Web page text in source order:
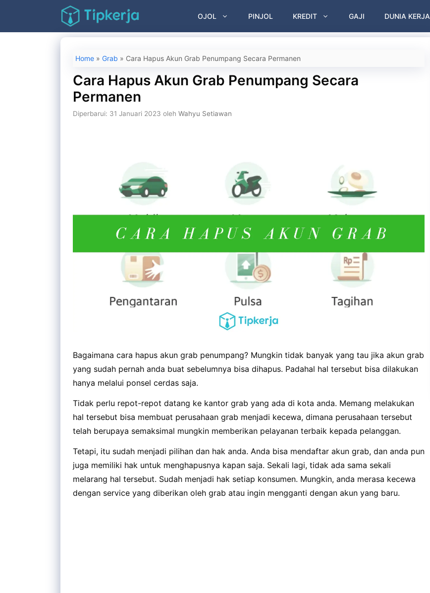
isi
OJOL PINJOL KREDIT GAJI DUNIA KERJA
Home » Grab » Cara Hapus Akun Grab Penumpang Secara Permanen
Cara Hapus Akun Grab Penumpang Secara
Permanen
Diperbarui: 31 Januari 2023 oleh Wahyu Setiawan
Bagaimana cara hapus akun grab penumpang? Mungkin tidak banyak yang tau jika akun grab
yang sudah pernah anda buat sebelumnya bisa dihapus. Padahal hal tersebut bisa dilakukan
hanya melalui ponsel cerdas saja.
Tidak perlu repot-repot datang ke kantor grab yang ada di kota anda. Memang melakukan
hal tersebut bisa membuat perusahaan grab menjadi kecewa, dimana perusahaan tersebut
telah berupaya semaksimal mungkin memberikan pelayanan terbaik kepada pelanggan.
Tetapi, itu sudah menjadi pilihan dan hak anda. Anda bisa mendaftar akun grab, dan anda pun
juga memiliki hak untuk menghapusnya kapan saja. Sekali lagi, tidak ada sama sekali
melarang hal tersebut. Sudah menjadi hak setiap konsumen. Mungkin, anda merasa kecewa
dengan service yang diberikan oleh grab atau ingin mengganti dengan akun yang baru.